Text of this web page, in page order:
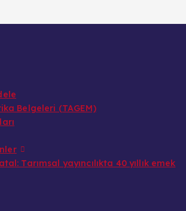
Belgeleri (TAGEM)
Tarımsal yayıncılıkta 40 yıllık emek